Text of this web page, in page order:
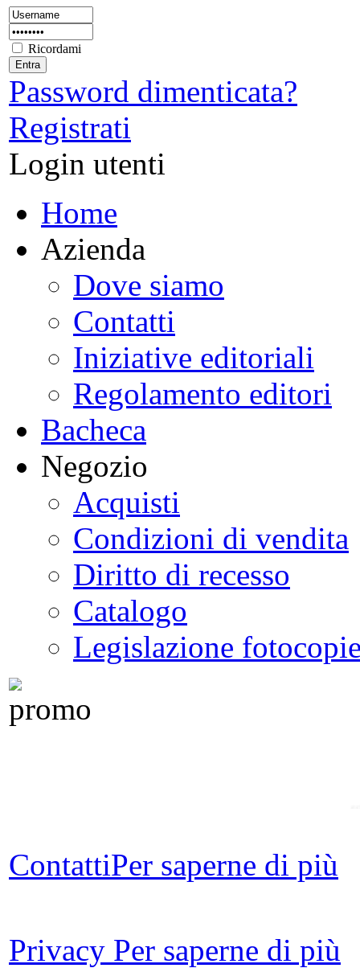
Ricordami
Password dimenticata?
Registrati
Login utenti
Home
Azienda
Dove siamo
Contatti
Iniziative editoriali
Regolamento editori
Bacheca
Negozio
Acquisti
Condizioni di vendita
Diritto di recesso
Catalogo
Legislazione
ContattiPer saperne di più
Privacy Per saperne di più